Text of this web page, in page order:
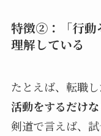
特徴②：「行動
理解している
たとえば、転職
活動をするだけ
剣道で言えば、